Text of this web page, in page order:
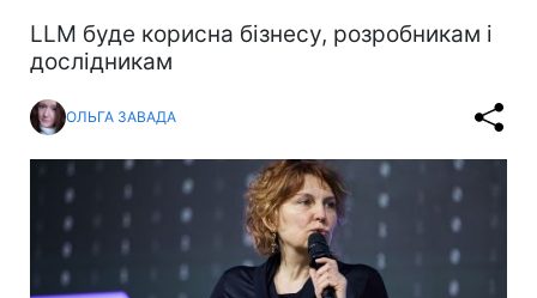
LLM буде корисна бізнесу, розробникам і
дослідникам
ОЛЬГА ЗАВАДА